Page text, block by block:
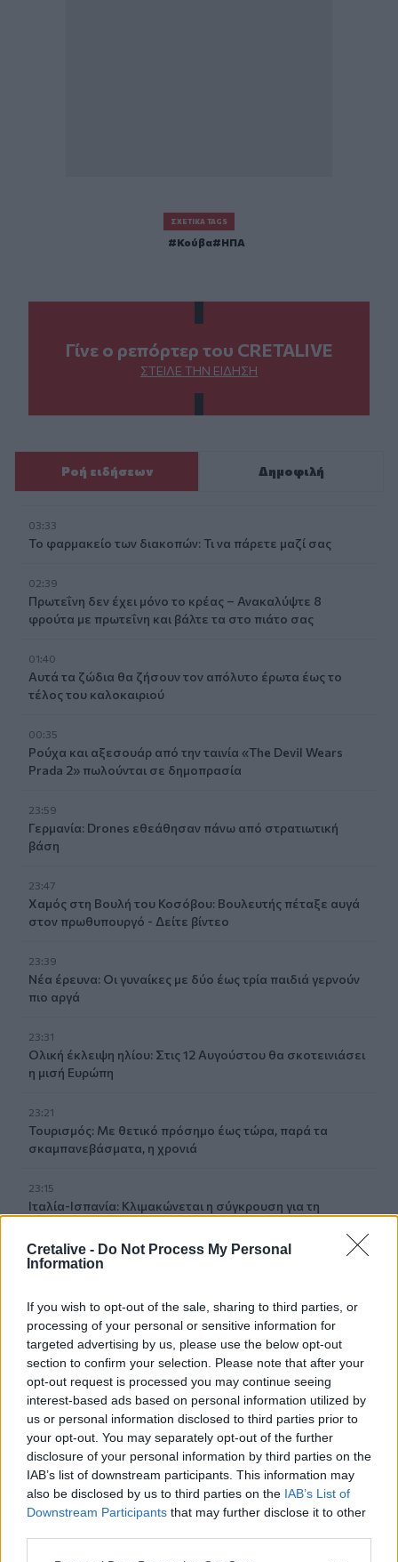
Cretalive - Do Not Process My Personal
Information
If you wish to opt-out of the sale, sharing to third parties, or
processing of your personal or sensitive information for
targeted advertising by us, please use the below opt-out
section to confirm your selection. Please note that after your
opt-out request is processed you may continue seeing
interest-based ads based on personal information utilized by
us or personal information disclosed to third parties prior to
your opt-out. You may separately opt-out of the further
disclosure of your personal information by third parties on the
IAB’s list of downstream participants. This information may
also be disclosed by us to third parties on the IAB’s List of
Downstream Participants that may further disclose it to other
ΣΧΕΤΙΚΆ TAGS
Κούβα ΗΠΑ
Γίνε ο ρεπόρτερ του CRETALIVE
ΣΤΕΊΛΕ ΤΗΝ ΕΊΔΗΣΗ
Ροή ειδήσεων Δημοφιλή
03:33
Το φαρμακείο των διακοπών: Τι να πάρετε μαζί σας
02:39
Πρωτεΐνη δεν έχει μόνο το κρέας – Ανακαλύψτε 8
φρούτα με πρωτεΐνη και βάλτε τα στο πιάτο σας
01:40
Αυτά τα ζώδια θα ζήσουν τον απόλυτο έρωτα έως το
τέλος του καλοκαιριού
00:35
Ρούχα και αξεσουάρ από την ταινία «The Devil Wears
Prada 2» πωλούνται σε δημοπρασία
23:59
Γερμανία: Drones εθεάθησαν πάνω από στρατιωτική
βάση
23:47
Χαμός στη Βουλή του Κοσόβου: Βουλευτής πέταξε αυγά
στον πρωθυπουργό - Δείτε βίντεο
23:39
Νέα έρευνα: Οι γυναίκες με δύο έως τρία παιδιά γερνούν
πιο αργά
23:31
Ολική έκλειψη ηλίου: Στις 12 Αυγούστου θα σκοτεινιάσει
η μισή Ευρώπη
23:21
Τουρισμός: Με θετικό πρόσημο έως τώρα, παρά τα
σκαμπανεβάσματα, η χρονιά
23:15
Ιταλία-Ισπανία: Κλιμακώνεται η σύγκρουση για τη
23:09
συγκρούστηκε με μηχανή αστυνομικών της ΔΙΑΣ - Δείτε
βίντεο
22:59
Νέα πρόκληση Φιντάν: «Η σταθερότητα στην Κύπρο
οφείλεται στην παρουσία Τούρκων στρατιωτών»
Διακινούσαν ναρκωτικά στην Πανεπιστημιούπολη του
Ζωγράφου
22:45
Λιθίνες